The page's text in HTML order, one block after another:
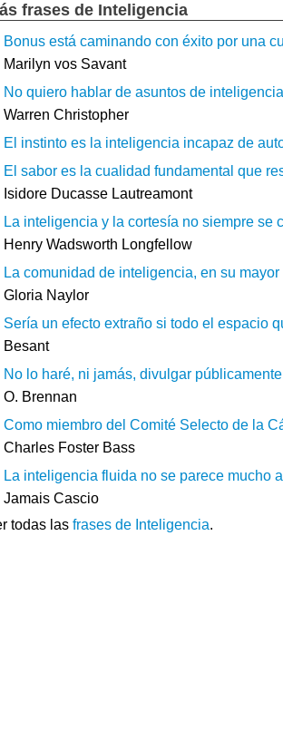
frases de Inteligencia
Bonus está caminando con éxito por una
Marilyn vos Savant
No quiero hablar de asuntos de
Warren Christopher
El instinto es la inteligencia incapaz de
El sabor es la cualidad fundamental que
Isidore Ducasse Lautreamont
La inteligencia y la cortesía no siempre se
Henry Wadsworth Longfellow
La comunidad de inteligencia, en su
Gloria Naylor
Sería un efecto extraño si todo el espacio
Besant
No lo haré, ni jamás, divulgar
O. Brennan
Como miembro del Comité Selecto de la
Charles Foster Bass
La inteligencia fluida no se parece mucho
Jamais Cascio
todas las frases de Inteligencia.